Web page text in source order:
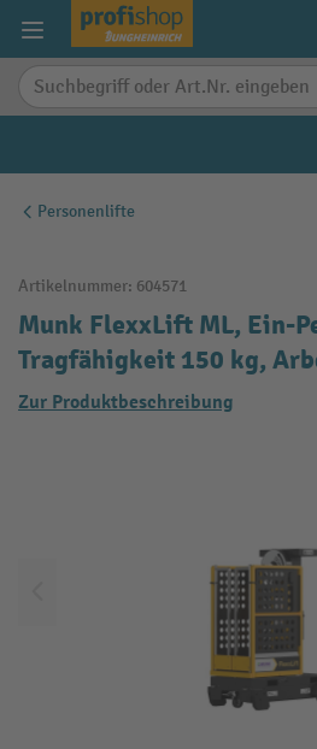
springen
Personenlifte
Artikelnummer: 604571
Munk FlexxLift ML, Ein-
Tragfähigkeit 150 kg,
Zur Produktbeschreibung